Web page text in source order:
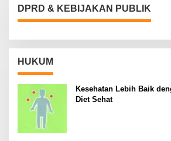
DPRD & KEBIJAKAN PUBLIK
HUKUM
Kesehatan Lebih Baik
Diet Sehat